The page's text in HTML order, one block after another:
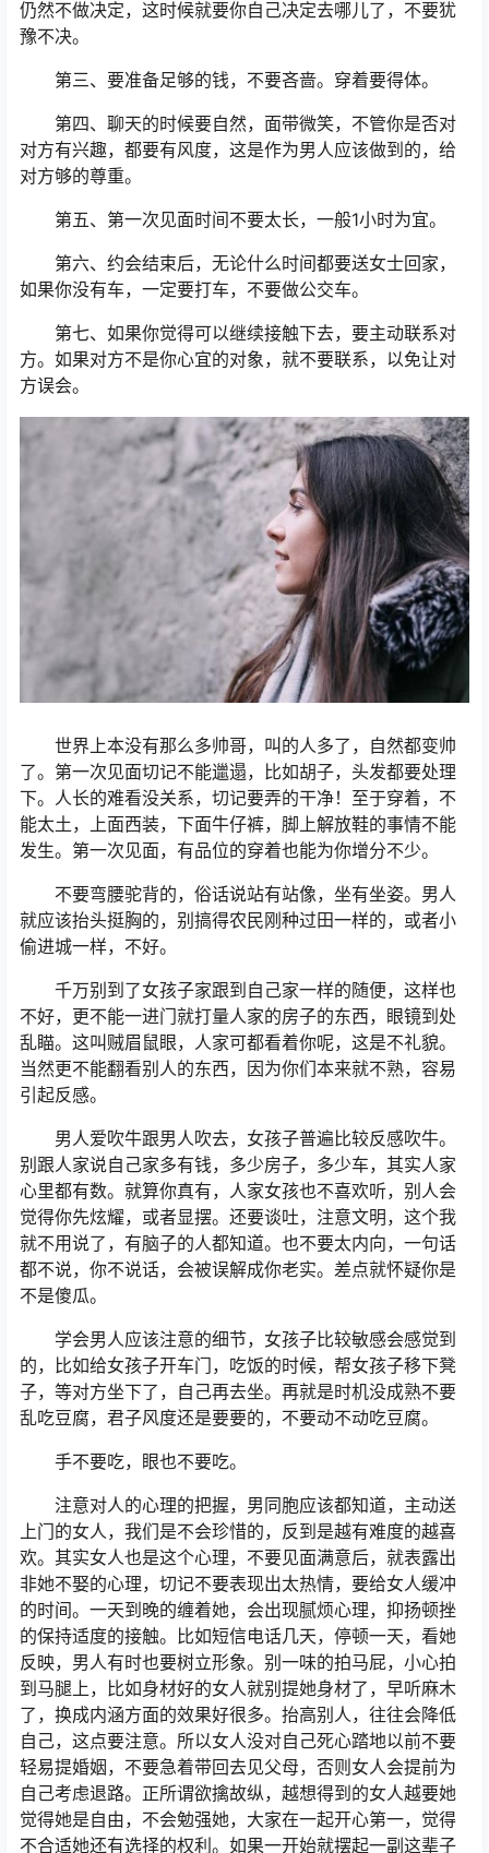
仍然不做决定，这时候就要你自己决定去哪儿了，不要犹
豫不决。
第三、要准备足够的钱，不要吝啬。穿着要得体。
第四、聊天的时候要自然，面带微笑，不管你是否对
对方有兴趣，都要有风度，这是作为男人应该做到的，给
对方够的尊重。
第五、第一次见面时间不要太长，一般1小时为宜。
第六、约会结束后，无论什么时间都要送女士回家，
如果你没有车，一定要打车，不要做公交车。
第七、如果你觉得可以继续接触下去，要主动联系对
方。如果对方不是你心宜的对象，就不要联系，以免让对
方误会。
世界上本没有那么多帅哥，叫的人多了，自然都变帅
了。第一次见面切记不能邋遢，比如胡子，头发都要处理
下。人长的难看没关系，切记要弄的干净！至于穿着，不
能太土，上面西装，下面牛仔裤，脚上解放鞋的事情不能
发生。第一次见面，有品位的穿着也能为你增分不少。
不要弯腰驼背的，俗话说站有站像，坐有坐姿。男人
就应该抬头挺胸的，别搞得农民刚种过田一样的，或者小
偷进城一样，不好。
千万别到了女孩子家跟到自己家一样的随便，这样也
不好，更不能一进门就打量人家的房子的东西，眼镜到处
乱瞄。这叫贼眉鼠眼，人家可都看着你呢，这是不礼貌。
当然更不能翻看别人的东西，因为你们本来就不熟，容易
引起反感。
男人爱吹牛跟男人吹去，女孩子普遍比较反感吹牛。
别跟人家说自己家多有钱，多少房子，多少车，其实人家
心里都有数。就算你真有，人家女孩也不喜欢听，别人会
觉得你先炫耀，或者显摆。还要谈吐，注意文明，这个我
就不用说了，有脑子的人都知道。也不要太内向，一句话
都不说，你不说话，会被误解成你老实。差点就怀疑你是
不是傻瓜。
学会男人应该注意的细节，女孩子比较敏感会感觉到
的，比如给女孩子开车门，吃饭的时候，帮女孩子移下凳
子，等对方坐下了，自己再去坐。再就是时机没成熟不要
乱吃豆腐，君子风度还是要要的，不要动不动吃豆腐。
手不要吃，眼也不要吃。
注意对人的心理的把握，男同胞应该都知道，主动送
上门的女人，我们是不会珍惜的，反到是越有难度的越喜
欢。其实女人也是这个心理，不要见面满意后，就表露出
非她不娶的心理，切记不要表现出太热情，要给女人缓冲
的时间。一天到晚的缠着她，会出现腻烦心理，抑扬顿挫
的保持适度的接触。比如短信电话几天，停顿一天，看她
反映，男人有时也要树立形象。别一味的拍马屁，小心拍
到马腿上，比如身材好的女人就别提她身材了，早听麻木
了，换成内涵方面的效果好很多。抬高别人，往往会降低
自己，这点要注意。所以女人没对自己死心踏地以前不要
轻易提婚姻，不要急着带回去见父母，否则女人会提前为
自己考虑退路。正所谓欲擒故纵，越想得到的女人越要她
觉得她是自由，不会勉强她，大家在一起开心第一，觉得
不合适她还有选择的权利。如果一开始就摆起一副这辈子